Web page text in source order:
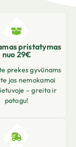
pristatymas
nuo 29€
prekes gyvūnams
jas nemokamai
– greita ir
patogu!